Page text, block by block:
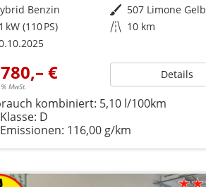
Benzin Außenfarbe 507 Limone Gelb
kW (110 PS) Kilometerstand 10 km
€
MwSt.
Details
kombiniert: 5,10 l/100km
D
116,00 g/km